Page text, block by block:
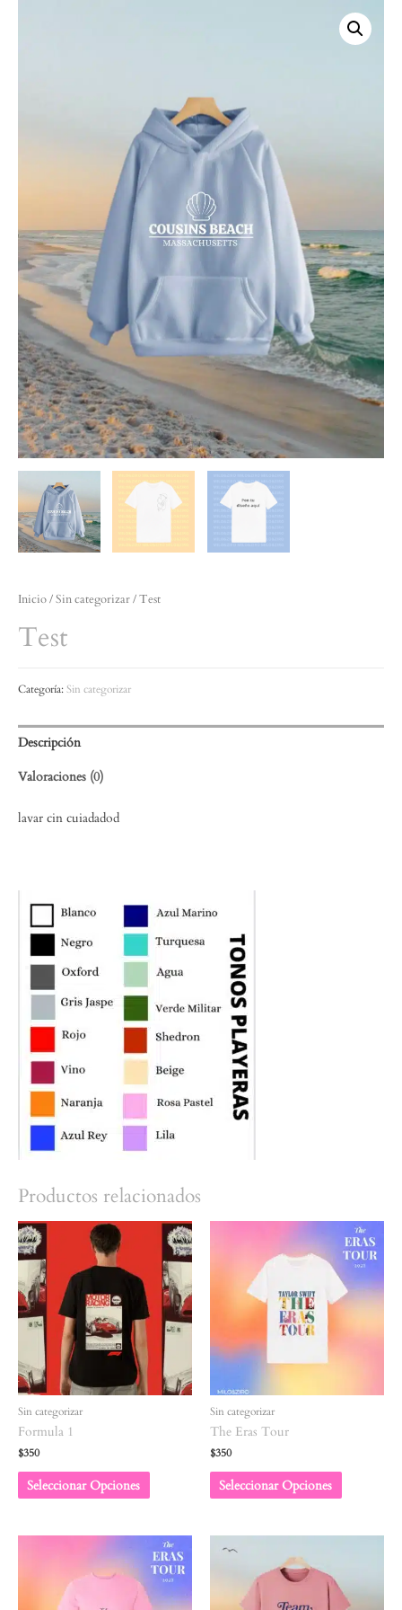
Inicio/Sin categorizar/ Test
Test
Categoría:Sin categorizar
Descripción
Valoraciones (0)
lavar cin cuiadadod
Productos relacionados
Sin categorizar
Formula 1
$350
Seleccionar Opciones
Sin categorizar
The Eras Tour
$350
Seleccionar Opciones